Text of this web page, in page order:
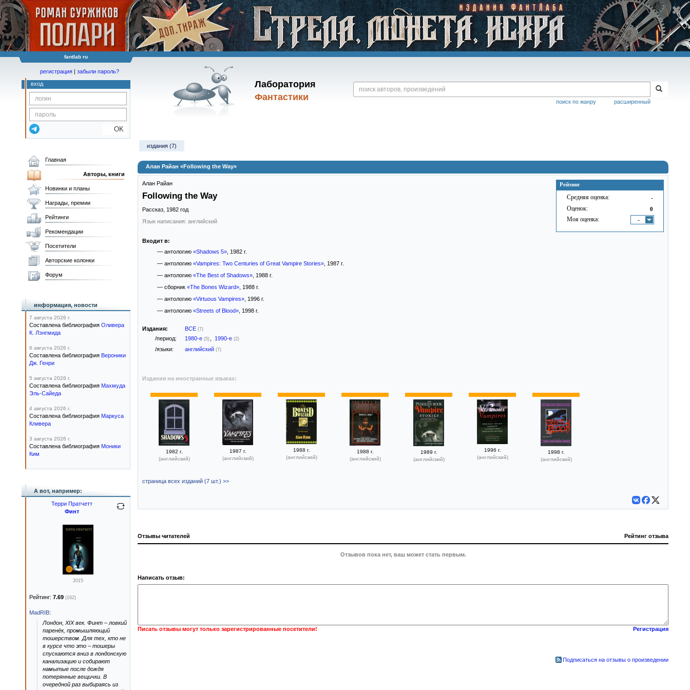
fantlab ru
Лаборатория
Фантастики
расширенный
поиск по жанру
регистрация | забыли пароль?
вход
OK
издания (7)
Алан Райан «Following the Way»
Рейтинг
Средняя оценка: -
Оценок: 0
Моя оценка: -
Алан Райан
Following the Way
Рассказ, 1982 год
Язык написания: английский
Входит в:
— антологию «Shadows 5», 1982 г.
— антологию «Vampires: Two Centuries of Great Vampire Stories», 1987 г.
— антологию «The Best of Shadows», 1988 г.
— сборник «The Bones Wizard», 1988 г.
— антологию «Virtuous Vampires», 1996 г.
— антологию «Streets of Blood», 1998 г.
Издания: ВСЕ (7)
/период: 1980-е (5) 1990-е (2)
/языки: английский (7)
Издания на иностранных языках:
1982 г.
(английский)
1987 г.
(английский)
1988 г.
(английский)
1988 г.
(английский)
1989 г.
(английский)
1996 г.
(английский)
1998 г.
(английский)
страница всех изданий (7 шт.) >>
Отзывы читателей Рейтинг отзыва
Отзывов пока нет, ваш может стать первым.
Написать отзыв:
Писать отзывы могут только зарегистрированные посетители! Регистрация
Подписаться на отзывы о произведении
Главная
Авторы, книги
Новинки и планы
Награды, премии
Рейтинги
Рекомендации
Посетители
Авторские колонки
Форум
информация, новости
7 августа 2026 г.
Составлена библиография Оливера
К. Лэнгмида
6 августа 2026 г.
Составлена библиография Вероники
Дж. Генри
5 августа 2026 г.
Составлена библиография Махмуда
Эль-Сайеда
4 августа 2026 г.
Составлена библиография Маркуса
Кливера
3 августа 2026 г.
Составлена библиография Моники
Ким
А вот, например:
Терри Пратчетт
Финт
2015
Рейтинг: 7.69 (162)
MadRIB:
Лондон, XIX век. Финт – ловкий
паренёк, промышляющий
тошерством. Для тех, кто не
в курсе что это – тошеры
спускаются вниз в лондонскую
канализацию и собирают
намытые после дождя
потерянные вещички. В
очередной раз выбираясь из